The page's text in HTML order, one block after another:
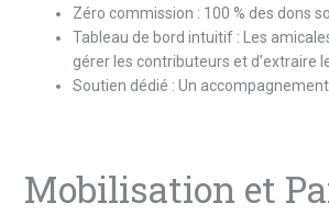
Zéro commission : 100 % des dons
Tableau de bord intuitif : Les
gérer les contributeurs et d’extraire
Soutien dédié : Un
Mobilisation et